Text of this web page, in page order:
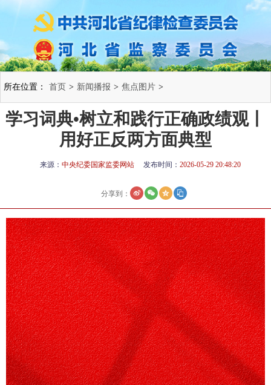
所在位置： 首页 > 新闻播报 > 焦点图片 >
学习词典•树立和践行正确政绩观丨
用好正反两方面典型
来源： 中央纪委国家监委网站 发布时间： 2026-05-29 20:48:20
分享到：